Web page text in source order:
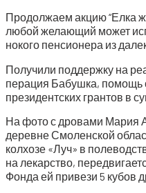
Про­дол­жа­ем акцию “Елка
любой жела­ю­щий может
но­ко­го пен­си­о­не­ра из
Полу­чи­ли под­держ­ку на
пе­ра­ция Бабуш­ка, помощь
пре­зи­дент­ских гран­тов в
На фото с дро­ва­ми Мария
деревне Смо­лен­ской
кол­хо­зе «Луч» в
на лекар­ство,
Фон­да ей при­ве­зи 5 кубов